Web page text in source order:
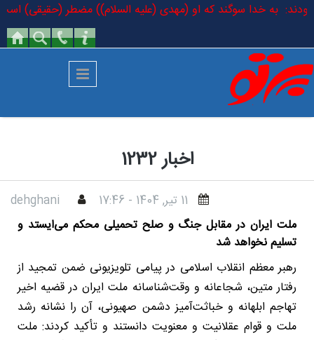
رفتن به محتوای اصلی
فرمودند: به خدا سوگند که او (مهدی (علیه السلام)) مضطر
اخبار 1232
11 تير, 1404 - 17:46
dehghani
ملت ایران در مقابل جنگ و صلح تحمیلی محکم می‌ایستد و
تسلیم نخواهد شد
رهبر معظم انقلاب اسلامی در پیامی تلویزیونی ضمن تمجید از
رفتار متین، شجاعانه و وقت‌شناسانه ملت ایران در قضیه اخیر
تهاجم ابلهانه و خباثت‌آمیز دشمن صهیونی، آن را نشانه رشد
ملت و قوام عقلانیت و معنویت دانستند و تأکید کردند: ملت